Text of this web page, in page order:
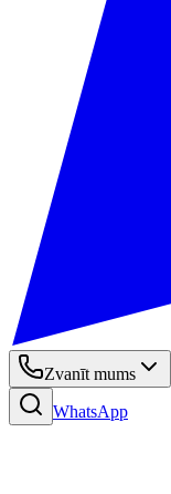
Zvanīt mums
WhatsApp